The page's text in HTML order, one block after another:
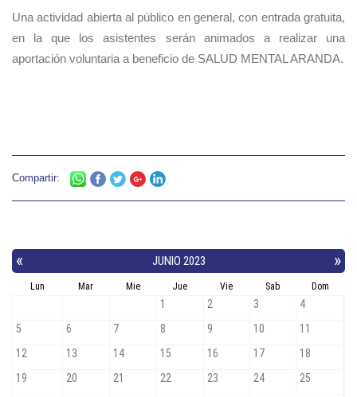
Una actividad abierta al público en general, con entrada gratuita,
en la que los asistentes serán animados a realizar una
aportación voluntaria a beneficio de SALUD MENTAL ARANDA.
Compartir: